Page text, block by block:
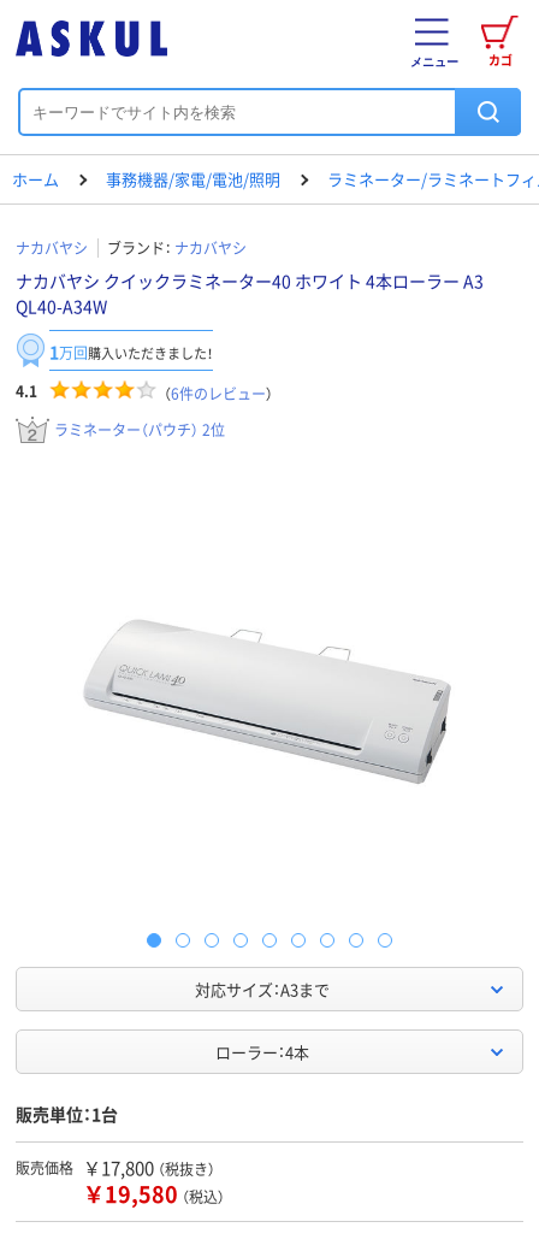
カゴ
メニュー
ホーム 事務機器/家電/電池/照明 ラミネーター/ラミネートフ
ナカバヤシ ブランド： ナカバヤシ
ナカバヤシ クイックラミネーター40 ホワイト 4本ローラー A3
QL40-A34W
1万回購入いただきました！
4.1 （6件のレビュー）
ラミネーター（パウチ） 2位
対応サイズ：A3まで
ローラー：4本
販売単位：1台
販売価格 ￥17,800 （税抜き）
￥19,580 （税込）